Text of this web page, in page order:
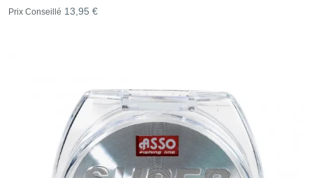
Prix Conseillé 13,95 €